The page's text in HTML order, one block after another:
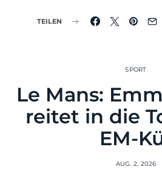
TEILEN
SPORT
Le Mans:
reitet in die
EM-
AUG. 2, 2026